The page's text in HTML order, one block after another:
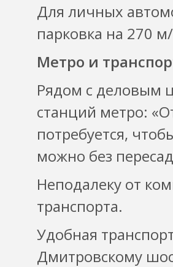
Для личных
парковка на 270
Метро и
Рядом с деловым
станций метро:
потребуется,
можно без
Неподалеку от
транспорта.
Удобная
Дмитровскому